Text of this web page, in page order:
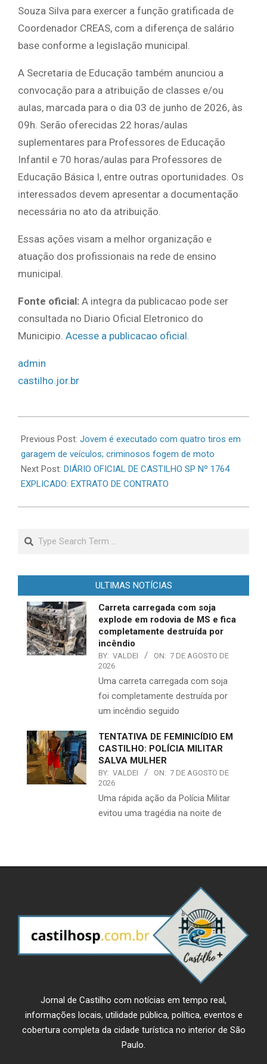
Souza Silva para exercer a função gratificada de
Coordenador CREAS, com a diferença de salário
base conforme a legislação municipal.
A Secretaria de Educação também anunciou a
convocação para a atribuição de classes e/ou
aulas, marcada para o dia 03 de junho de 2026, às
09h. Serão oferecidas 22 horas/aulas
suplementares para Professores de Educação
Infantil e 70 horas/aulas para Professores de
Educação Básica I, entre outras oportunidades. Os
interessados devem apresentar a documentação
necessária no ato da atribuição.
Essas ações visam a melhor organização e
atuação dos profissionais na rede de ensino
municipal.
Fonte oficial: A integra da publicacao pode ser
consultada no Diario Oficial Eletronico do
Municipio. Acesse a publicacao oficial.
admin
castilho.jor.br
06-
02
Previous Post: Jovem é executado com quatro tiros em
garagem de veículos; criminosos fogem de moto
Next Post: DIÁRIO OFICIAL DE CASTILHO SP Nº 1764
EXPLICADO: EXTRATO DE CONTRATO
Search
ULTIMAS NOTÍCIAS
Carreta carregada com soja
explode em rodovia de MS e fica
completamente destruída por
incêndio
BY: VALDEI ON: 7 DE AGOSTO DE
2026
Uma carreta carregada com soja
foi completamente destruída por
um incêndio seguido
TENTATIVA DE FEMINICÍDIO EM
CASTILHO: POLÍCIA MILITAR
SALVA MULHER
BY: VALDEI ON: 7 DE AGOSTO DE
2026
Uma rápida ação da Polícia Militar
evitou uma tragédia na noite de
Jornal de Castilho com notícias em tempo real,
informações locais, utilidade pública, política, eventos e
cobertura completa da cidade turística no interior de São
Paulo.